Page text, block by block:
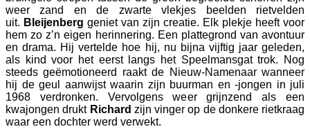
weer zand en de zwarte vlekjes beelden rietvelden
uit. Bleijenberg geniet van zijn creatie. Elk plekje heeft voor
hem zo z’n eigen herinnering. Een plattegrond van avontuur
en drama. Hij vertelde hoe hij, nu bijna vijftig jaar geleden,
als kind voor het eerst langs het Speelmansgat trok. Nog
steeds geëmotioneerd raakt de Nieuw-Namenaar wanneer
hij de geul aanwijst waarin zijn buurman en -jongen in juli
1968 verdronken. Vervolgens weer grijnzend als een
kwajongen drukt Richard zijn vinger op de donkere rietkraag
waar een dochter werd verwekt.